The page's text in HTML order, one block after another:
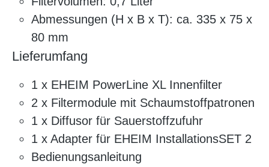
Abmessungen (H x B x T): ca. 335 x 75 x
80 mm
Lieferumfang
1 x EHEIM PowerLine XL Innenfilter
2 x Filtermodule mit Schaumstoffpatronen
1 x Diffusor für Sauerstoffzufuhr
1 x Adapter für EHEIM InstallationsSET 2
Bedienungsanleitung